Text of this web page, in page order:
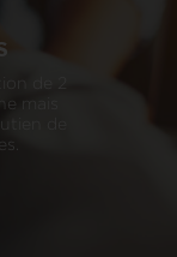
de 2
mais
de